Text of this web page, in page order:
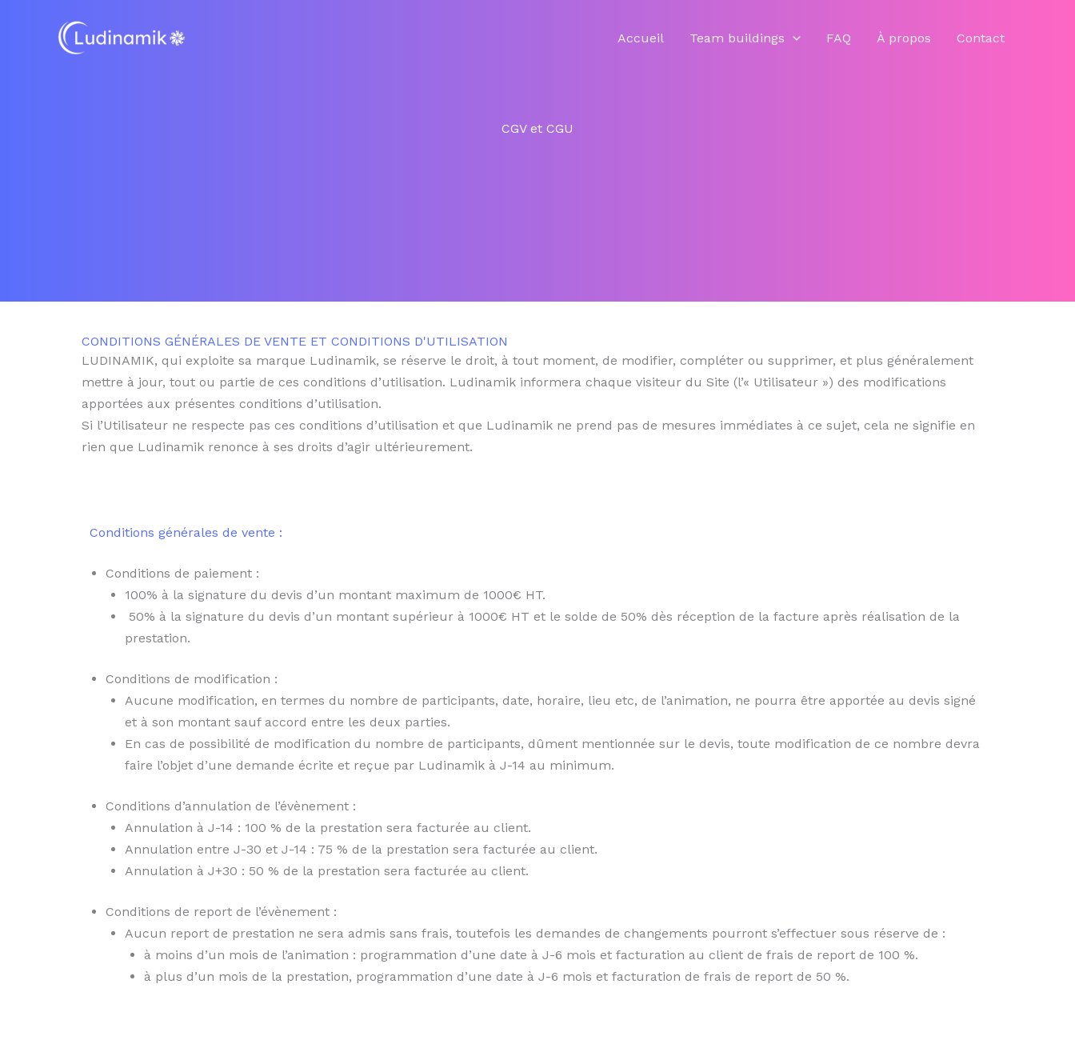
Accueil Team buildings FAQ À propos Contact
CGV et CGU
CONDITIONS GÉNÉRALES DE VENTE ET CONDITIONS D'UTILISATION
LUDINAMIK, qui exploite sa marque Ludinamik, se réserve le droit, à tout moment, de modifier, compléter ou supprimer, et plus généralement
mettre à jour, tout ou partie de ces conditions d’utilisation. Ludinamik informera chaque visiteur du Site (l’« Utilisateur ») des modifications
apportées aux présentes conditions d’utilisation.
Si l’Utilisateur ne respecte pas ces conditions d’utilisation et que Ludinamik ne prend pas de mesures immédiates à ce sujet, cela ne signifie en
rien que Ludinamik renonce à ses droits d’agir ultérieurement.
Conditions générales de vente :
Conditions de paiement :
100% à la signature du devis d’un montant maximum de 1000€ HT.
50% à la signature du devis d’un montant supérieur à 1000€ HT et le solde de 50% dès réception de la facture après réalisation de la
prestation.
Conditions de modification :
Aucune modification, en termes du nombre de participants, date, horaire, lieu etc, de l’animation, ne pourra être apportée au devis signé
et à son montant sauf accord entre les deux parties.
En cas de possibilité de modification du nombre de participants, dûment mentionnée sur le devis, toute modification de ce nombre devra
faire l’objet d’une demande écrite et reçue par Ludinamik à J-14 au minimum.
Conditions d’annulation de l’évènement :
Annulation à J-14 : 100 % de la prestation sera facturée au client.
Annulation entre J-30 et J-14 : 75 % de la prestation sera facturée au client.
Annulation à J+30 : 50 % de la prestation sera facturée au client.
Conditions de report de l’évènement :
Aucun report de prestation ne sera admis sans frais, toutefois les demandes de changements pourront s’effectuer sous réserve de :
à moins d’un mois de l’animation : programmation d’une date à J-6 mois et facturation au client de frais de report de 100 %.
à plus d’un mois de la prestation, programmation d’une date à J-6 mois et facturation de frais de report de 50 %.